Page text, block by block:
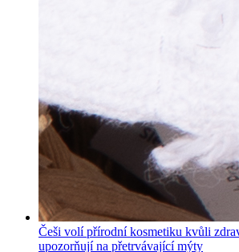
Češi volí přírodní kosmetiku kvůli
upozorňují na přetrvávající mýty